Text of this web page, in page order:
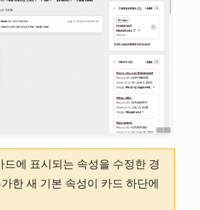
드에 표시되는 속성을 수정한 경
한 새 기본 속성이 카드 하단에